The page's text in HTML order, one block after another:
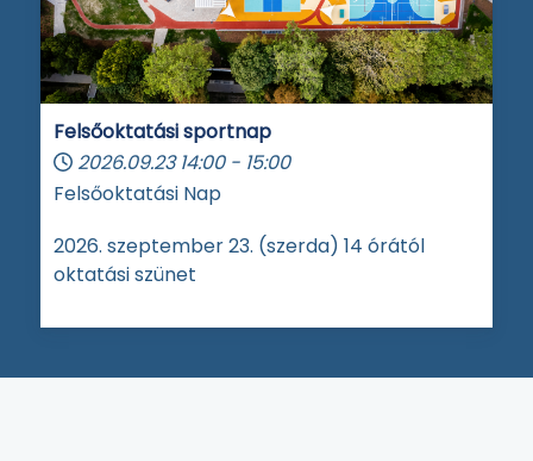
Felsőoktatási sportnap
2026.09.23 14:00 - 15:00
Felsőoktatási Nap
2026. szeptember 23. (szerda) 14 órától
oktatási szünet